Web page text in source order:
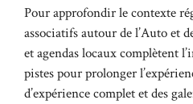
Pour approfondir le contexte
associatifs autour de l’Auto et
et agendas locaux complètent
pistes pour prolonger
d’expérience complet et des